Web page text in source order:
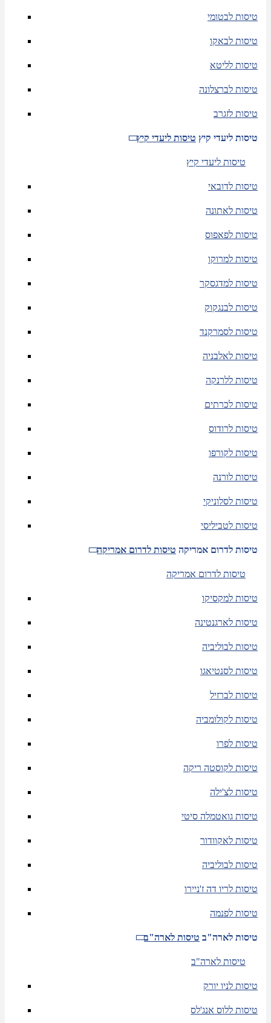
טיסות לבטומי
טיסות לבאקו
טיסות לליטא
טיסות לברצלונה
טיסות לזגרב
טיסות ליעדי קיץ טיסות ליעדי קיץ
טיסות ליעדי קיץ
טיסות לדובאי
טיסות לאתונה
טיסות לפאפוס
טיסות למרוקו
טיסות למדגסקר
טיסות לבנגקוק
טיסות לסמרקנד
טיסות לאלבניה
טיסות ללרנקה
טיסות לכרתים
טיסות לרודוס
טיסות לקורפו
טיסות לורנה
טיסות לסלוניקי
טיסות לטביליסי
טיסות לדרום אמריקה טיסות לדרום אמריקה
טיסות לדרום אמריקה
טיסות למקסיקו
טיסות לארגנטינה
טיסות לבוליביה
טיסות לסנטיאגו
טיסות לברזיל
טיסות לקולומביה
טיסות לפרו
טיסות לקוסטה ריקה
טיסות לצ'ילה
טיסות גואטמלה סיטי
טיסות לאקוודור
טיסות לבוליביה
טיסות לריו דה ז'ניירו
טיסות לפנמה
טיסות לארה"ב טיסות לארה"ב
טיסות לארה"ב
טיסות לניו יורק
טיסות ללוס אנג'לס